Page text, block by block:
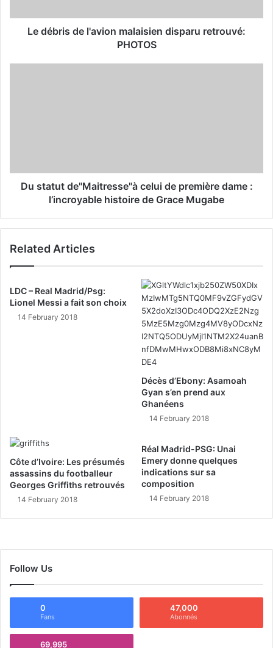
Le débris de l'avion malaisien disparu retrouvé:
PHOTOS
Du statut de"Maitresse"à celui de première dame :
l’incroyable histoire de Grace Mugabe
Related Articles
LDC – Real Madrid/Psg:
Lionel Messi a fait son choix
14 February 2018
Décès d’Ebony: Asamoah
Gyan s’en prend aux
Ghanéens
14 February 2018
Côte d’Ivoire: Les présumés
assassins du footballeur
Georges Griffiths retrouvés
14 February 2018
Réal Madrid-PSG: Unai
Emery donne quelques
indications sur sa
composition
14 February 2018
Follow Us
0
Fans
47,000
Abonnés
69,995